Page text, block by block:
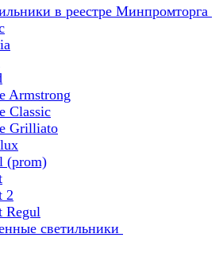
в реестре Минпромторга
Armstrong
Classic
Grilliato
(prom)
2
Regul
светильники